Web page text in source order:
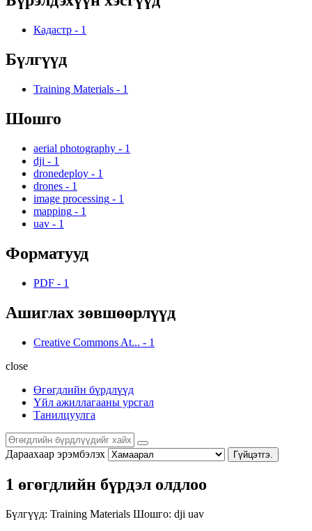
Кадастр - 1
Бүлгүүд
Training Materials - 1
Шошго
aerial photography - 1
dji - 1
dronedeploy - 1
drones - 1
image processing - 1
mapping - 1
uav - 1
Форматууд
PDF - 1
Ашиглах зөвшөөрлүүд
Creative Commons At... - 1
close
Өгөгдлийн бүрдлүүд
Үйл ажиллагааны урсгал
Танилцуулга
Дараахаар эрэмбэлэх Гүйцэтгэ.
1 өгөгдлийн бүрдэл олдлоо
Бүлгүүд: Training Materials Шошго: dji uav